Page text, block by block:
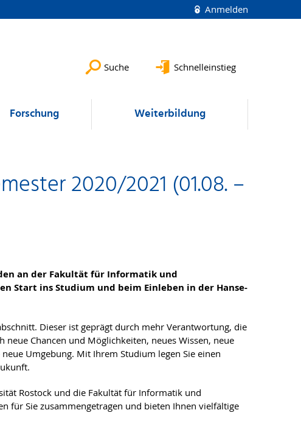
Anmelden
Suche Schnelleinstieg
Forschung Weiterbildung
2020/2021 (01.08. –
an der Fakultät für Informatik und
Start ins Studium und beim Einleben in der Hanse-
Dieser ist geprägt durch mehr Verantwortung, die
Chancen und Möglichkeiten, neues Wissen, neue
Umgebung. Mit Ihrem Studium legen Sie einen
Rostock und die Fakultät für Informatik und
für Sie zusammengetragen und bieten Ihnen vielfältige